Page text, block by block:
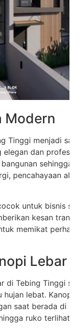
Modern
Tinggi menjadi
dan
sehingga
pencahayaan
untuk bisnis
kesan
memikat
Lebar
di Tebing Tinggi
lebat. Kanopi
saat berada di
ruko terlihat